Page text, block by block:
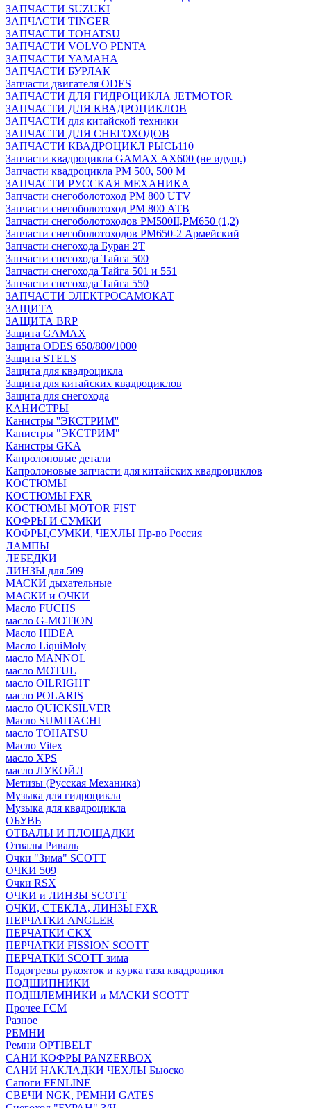
ЗАПЧАСТИ SUZUKI
ЗАПЧАСТИ TINGER
ЗАПЧАСТИ TOHATSU
ЗАПЧАСТИ VOLVO PENTA
ЗАПЧАСТИ YAMAHA
ЗАПЧАСТИ БУРЛАК
Запчасти двигателя ODES
ЗАПЧАСТИ ДЛЯ ГИДРОЦИКЛА JETMOTOR
ЗАПЧАСТИ ДЛЯ КВАДРОЦИКЛОВ
ЗАПЧАСТИ для китайской техники
ЗАПЧАСТИ ДЛЯ СНЕГОХОДОВ
ЗАПЧАСТИ КВАДРОЦИКЛ РЫСЬ110
Запчасти квадроцикла GAMAX AX600 (не идущ.)
Запчасти квадроцикла РМ 500, 500 М
ЗАПЧАСТИ РУССКАЯ МЕХАНИКА
Запчасти снегоболотоход РМ 800 UTV
Запчасти снегоболотоход РМ 800 АТВ
Запчасти снегоболотоходов РМ500II,РМ650 (1,2)
Запчасти снегоболотоходов РМ650-2 Армейский
Запчасти снегохода Буран 2Т
Запчасти снегохода Тайга 500
Запчасти снегохода Тайга 501 и 551
Запчасти снегохода Тайга 550
ЗАПЧАСТИ ЭЛЕКТРОСАМОКАТ
ЗАЩИТА
ЗАЩИТА BRP
Защита GAMAX
Защита ODES 650/800/1000
Защита STELS
Защита для квадроцикла
Защита для китайских квадроциклов
Защита для снегохода
КАНИСТРЫ
Канистры ''ЭКСТРИМ''
Канистры "ЭКСТРИМ"
Канистры GKA
Капролоновые детали
Капролоновые запчасти для китайских квадроциклов
КОСТЮМЫ
КОСТЮМЫ FXR
КОСТЮМЫ MOTOR FIST
КОФРЫ И СУМКИ
КОФРЫ,СУМКИ, ЧЕХЛЫ Пр-во Россия
ЛАМПЫ
ЛЕБЕДКИ
ЛИНЗЫ для 509
МАСКИ дыхательные
МАСКИ и ОЧКИ
Масло FUCHS
масло G-MOTION
Масло HIDEA
Масло LiquiMoly
масло MANNOL
масло MOTUL
масло OILRIGHT
масло POLARIS
масло QUICKSILVER
Масло SUMITACHI
масло TOHATSU
Масло Vitex
масло XPS
масло ЛУКОЙЛ
Метизы (Русская Механика)
Музыка для гидроцикла
Музыка для квадроцикла
ОБУВЬ
ОТВАЛЫ И ПЛОЩАДКИ
Отвалы Риваль
Очки "Зима" SCOTT
ОЧКИ 509
Очки RSX
ОЧКИ и ЛИНЗЫ SCOTT
ОЧКИ, СТЕКЛА, ЛИНЗЫ FXR
ПЕРЧАТКИ ANGLER
ПЕРЧАТКИ CKX
ПЕРЧАТКИ FISSION SCOTT
ПЕРЧАТКИ SCOTT зима
Подогревы рукояток и курка газа квадроцикл
ПОДШИПНИКИ
ПОДШЛЕМНИКИ и МАСКИ SCOTT
Прочее ГСМ
Разное
РЕМНИ
Ремни OPTIBELT
САНИ КОФРЫ PANZERBOX
САНИ НАКЛАДКИ ЧЕХЛЫ Бьюско
Сапоги FENLINE
СВЕЧИ NGK, РЕМНИ GATES